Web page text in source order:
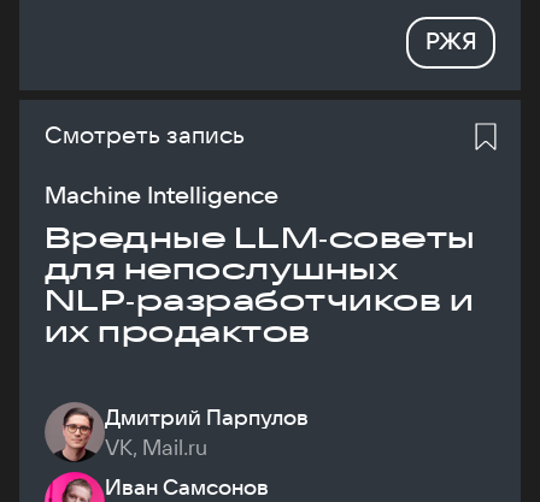
РЖЯ
Смотреть запись
Machine Intelligence
Вредные LLM‑советы
для непослушных
NLP‑разработчиков и
их продактов
Дмитрий Парпулов
VK, Mail.ru
Иван Самсонов